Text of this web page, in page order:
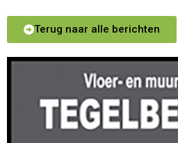
Terug naar alle berichten